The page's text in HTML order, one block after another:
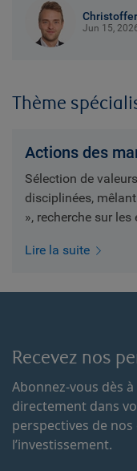
Jun 15,
Thème
Actions des
Sélection de
disciplinées,
», recherche sur
Lire la suite
Recevez nos
Abonnez-vous dès
directement dans
perspectives de
l’investissement.